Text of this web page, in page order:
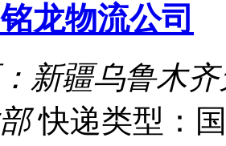
龙物流公司
新疆乌鲁木
快递类型：